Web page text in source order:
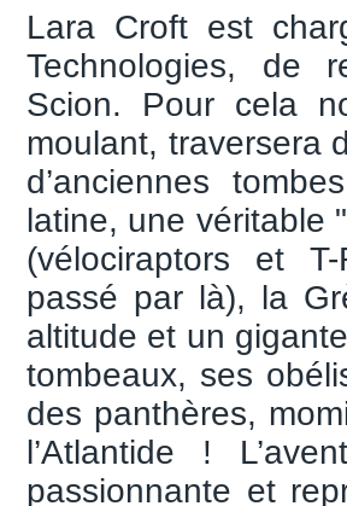
Lara Croft est
Technologies, de
Scion. Pour cela
moulant, traversera
d’anciennes
latine, une véritable
(vélociraptors et
passé par là), la
altitude et un
tombeaux, ses
des panthères,
l’Atlantide !
passionnante et